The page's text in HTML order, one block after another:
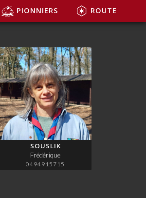
PIONNIERS ROUTE
SOUSLIK
Frédérique
0494915715